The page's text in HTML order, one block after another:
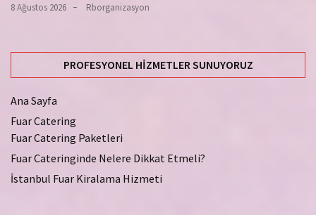
8 Ağustos 2026 Rborganizasyon
PROFESYONEL HIZMETLER SUNUYORUZ
Ana Sayfa
Fuar Catering
Fuar Catering Paketleri
Fuar Cateringinde Nelere Dikkat Etmeli?
İstanbul Fuar Kiralama Hizmeti